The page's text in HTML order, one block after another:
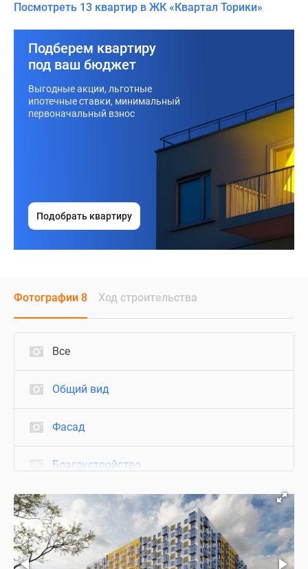
Посмотреть 13 квартир в ЖК «Квартал Торики»
Подберем квартиру
под ваш бюджет
Выгодные акции, льготные
ипотечные ставки, минимальный
первоначальный взнос
Подобрать квартиру
Фотографии 8 Ход строительства
Все
Общий вид
Фасад
Благоустройство
Визуализация